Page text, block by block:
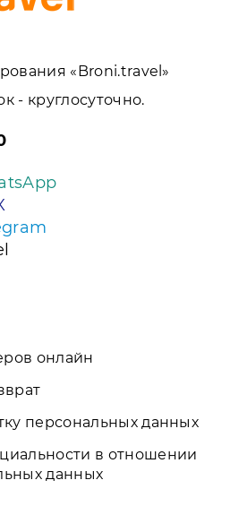
«Broni.travel»
- круглосуточно.
онлайн
персональных данных
в отношении
данных